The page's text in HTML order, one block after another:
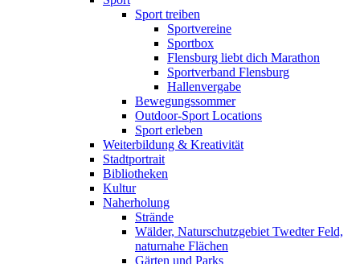
Sport treiben
Sportvereine
Sportbox
Flensburg liebt dich Marathon
Sportverband Flensburg
Hallenvergabe
Bewegungssommer
Outdoor-Sport Locations
Sport erleben
Weiterbildung & Kreativität
Stadtportrait
Bibliotheken
Kultur
Naherholung
Strände
Wälder, Naturschutzgebiet Twedter Feld,
naturnahe Flächen
Gärten und Parks